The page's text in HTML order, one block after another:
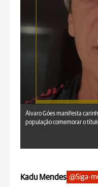
Álvaro Góes manifesta
população comemorar o
Kadu Mendes @Siga-